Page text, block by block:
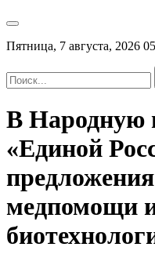
Пятница, 7 августа, 2026
В Народную
«Единой
медпомощи